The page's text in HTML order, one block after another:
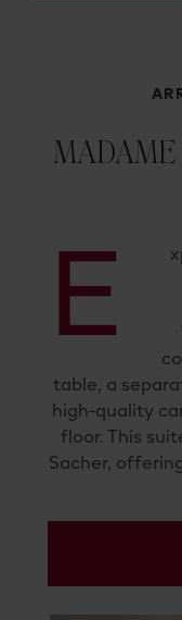
E
table, a
high-quality
floor. This
Sacher,